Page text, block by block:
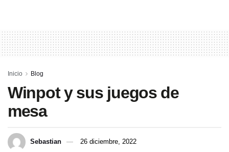
Inicio Blog
Winpot y sus juegos de
mesa
Sebastian 26 diciembre, 2022